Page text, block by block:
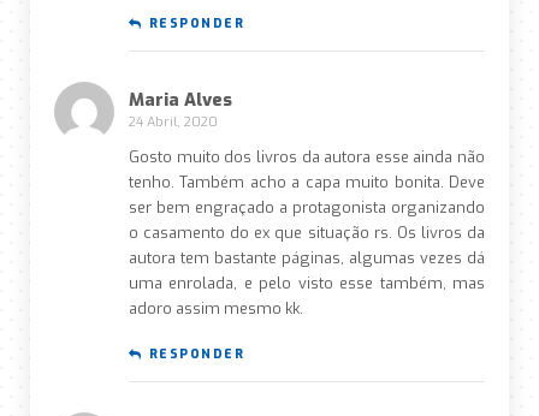
RESPONDER
Maria Alves
24 Abril, 2020
Gosto muito dos livros da autora esse ainda não
tenho. Também acho a capa muito bonita. Deve
ser bem engraçado a protagonista organizando
o casamento do ex que situação rs. Os livros da
autora tem bastante páginas, algumas vezes dá
uma enrolada, e pelo visto esse também, mas
adoro assim mesmo kk.
RESPONDER